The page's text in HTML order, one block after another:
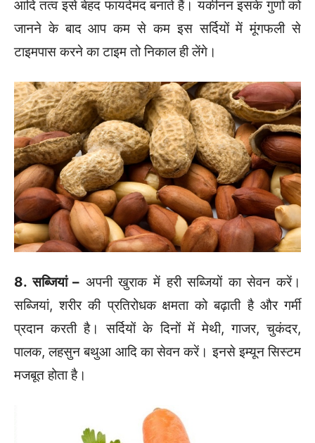
आदि तत्व इसे बेहद फायदेमंद बनाते हैं। यकीनन इसके गुणों को
जानने के बाद आप कम से कम इस सर्दियों में मूंगफली से
टाइमपास करने का टाइम तो निकाल ही लेंगे।
8. सब्जियां – अपनी खुराक में हरी सब्जियों का सेवन करें।
सब्जियां, शरीर की प्रतिरोधक क्षमता को बढ़ाती है और गर्मी
प्रदान करती है। सर्दियों के दिनों में मेथी, गाजर, चुकंदर,
पालक, लहसुन बथुआ आदि का सेवन करें। इनसे इम्यून सिस्टम
मजबूत होता है।